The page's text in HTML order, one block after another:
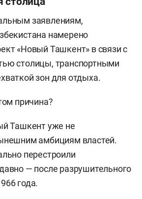
заявлениям,
намерено
«Новый Ташкент» в связи с
столицы, транспортными
зон для отдыха.
причина?
Ташкент уже не
амбициям властей.
перестроили
— после разрушительного
года.